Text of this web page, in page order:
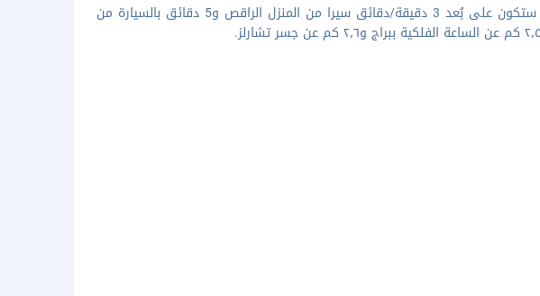
لدى الإقامة في هذه الشقة في براغ (نوفي ميستو)، ستكون على بُعد 3 دقيقة/دقائق سيرا من المنزل الراقص و5 دقائق بالسيارة من